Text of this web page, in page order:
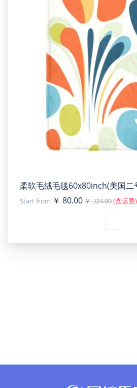
柔软毛绒毛毯60x80inch(美国二
Start from ￥ 80.00￥ 324.00(含运费)